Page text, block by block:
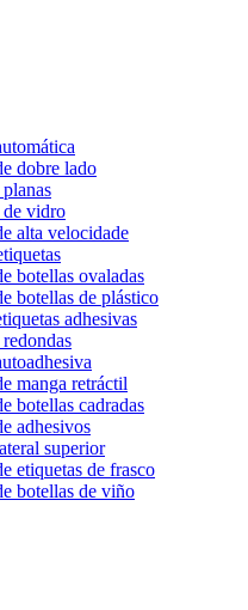
dobre lado
de vidro
alta velocidade
botellas ovaladas
botellas de plástico
adhesivas
manga retráctil
botellas cadradas
adhesivos
superior
etiquetas de frasco
botellas de viño